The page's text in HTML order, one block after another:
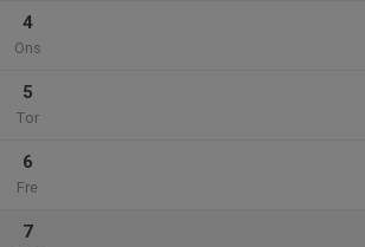
4
Ons
5
Tor
6
Fre
7